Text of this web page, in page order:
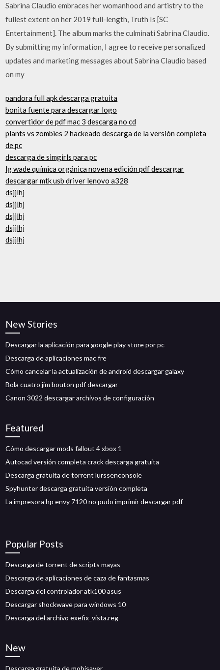
Sabrina Claudio embraces her womanhood and artistry to the
fullest extent on her 2019 full-length, Truth Is [SC
Entertainment]. The album marks the culminati Sabrina Claudio.
By submitting my information, I agree to receive personalized
updates and marketing messages about Sabrina Claudio based
on my
pandora full apk descarga gratuita
bonita fuente para descargar logo
convertidor de pdf mac 3 descarga no cd
plants vs zombies 2 hackeado descarga de la versión completa
de pc
descarga de simgirls para pc
lg wade química orgánica novena edición pdf descargar
descargar mtk usb driver lenovo a328
dsjjlhj
dsjjlhj
dsjjlhj
dsjjlhj
dsjjlhj
New Stories
Descargar la aplicación para google play store por pc
Descarga de aplicaciones mac fre
Cómo cancelar la actualización de android descargar galaxy
Bola cuatro jim bouton pdf descargar
Canon 3022 descargar archivos de configuración
Featured
Cómo descargar mods fallout 4 xbox 1
Autocad versión completa crack descarga gratuita
Descarga gratuita de torrent lurssenconsole
Spyhunter descarga gratuita versión completa
La impresora hp envy 7120 no pudo imprimir descargar pdf
Popular Posts
Descarga de torrent de scripts mayas
Descarga de aplicaciones de caza de fantasmas
Descarga del controlador atk100 asus
Descargar shockwave para windows 10
Descarga del archivo exefix_vista.reg
New
Descarga gratuita de mobisaver